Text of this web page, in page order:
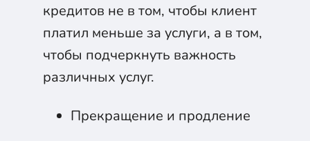
кредитов не в том, чтобы клиент
платил меньше за услуги, а в том,
чтобы подчеркнуть важность
различных услуг.
Прекращение и продление